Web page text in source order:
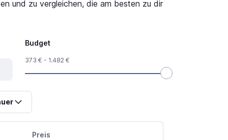
und zu vergleichen, die am besten zu dir
Budget
373 € - 1.482 €
Preis